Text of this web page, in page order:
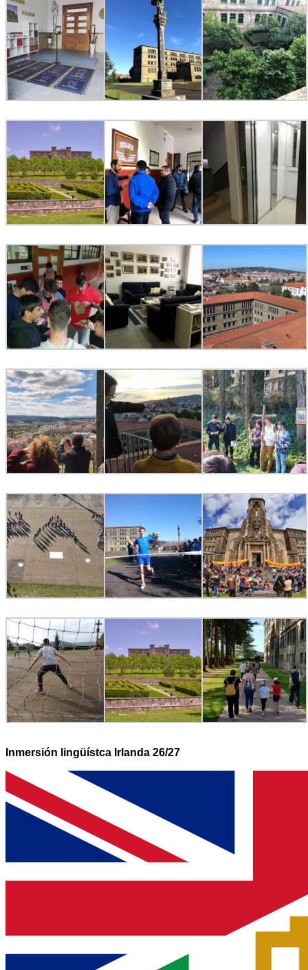
Inmersión lingüístca Irlanda 26/27